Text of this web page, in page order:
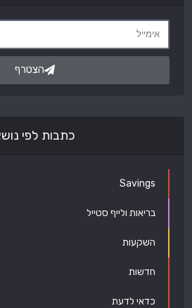
הצטרף
כתבות לפי
Savings
בריאות ולייף סטייל
השקעות
חדשות
כדאי לדעת